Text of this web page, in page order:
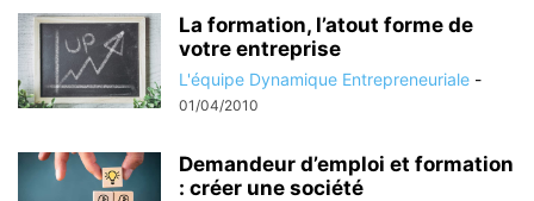
La formation, l’atout forme de
votre entreprise
L'équipe Dynamique Entrepreneuriale -
01/04/2010
Demandeur d’emploi et formation
: créer une société